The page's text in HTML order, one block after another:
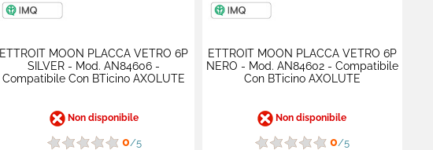
ETTROIT MOON PLACCA VETRO 6P
SILVER - Mod. AN84606 -
Compatibile Con BTicino AXOLUTE
Non disponibile
0/5
ETTROIT MOON PLACCA VETRO 6P
NERO - Mod. AN84602 - Compatibile
Con BTicino AXOLUTE
Non disponibile
0/5